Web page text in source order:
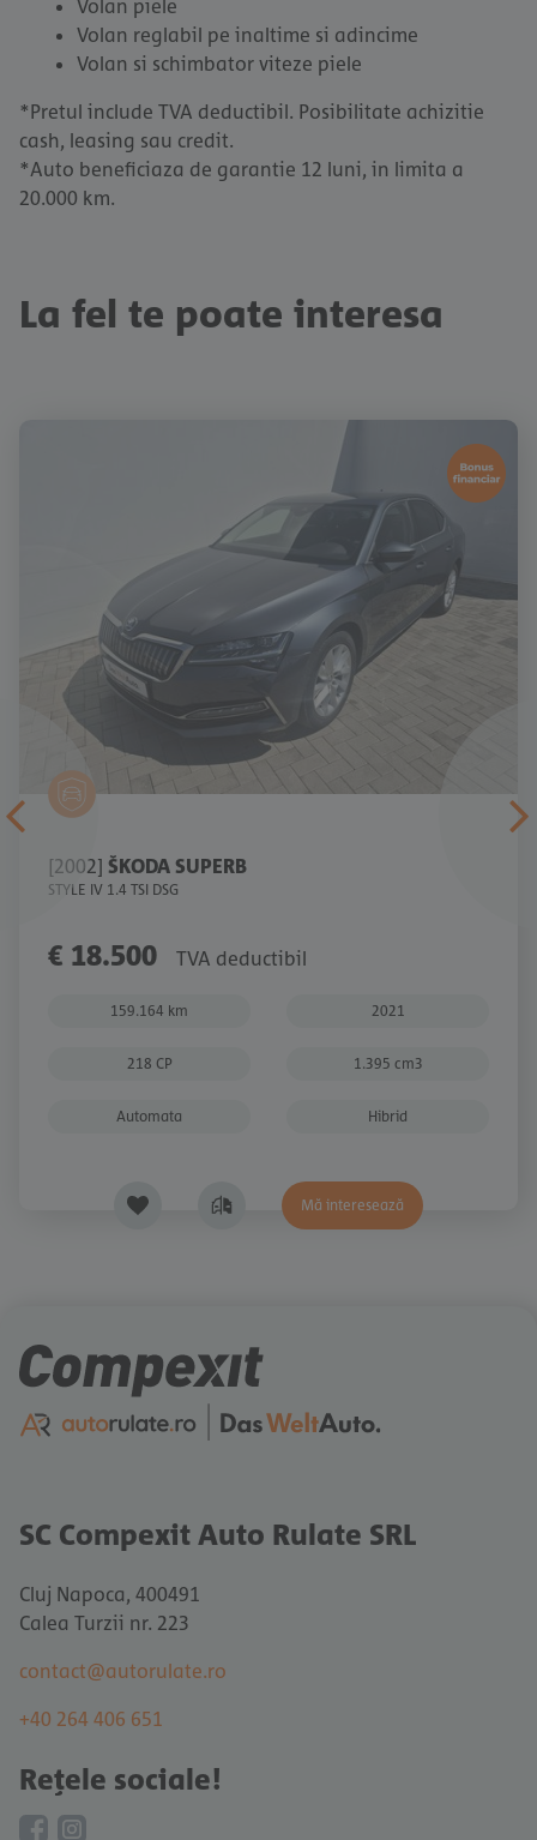
Volan piele
Volan reglabil pe inaltime si adincime
Volan si schimbator viteze piele
*Pretul include TVA deductibil. Posibilitate achizitie
cash, leasing sau credit.
*Auto beneficiaza de garantie 12 luni, in limita a
20.000 km.
La fel te poate interesa
[2002] ŠKODA SUPERB
STYLE IV 1.4 TSI DSG
€ 18.500 TVA deductibil
159.164 km 2021
218 CP 1.395 cm3
Automata Hibrid
Mă interesează
SC Compexit Auto Rulate SRL
Cluj Napoca, 400491
Calea Turzii nr. 223
contact@autorulate.ro
+40 264 406 651
Rețele sociale!